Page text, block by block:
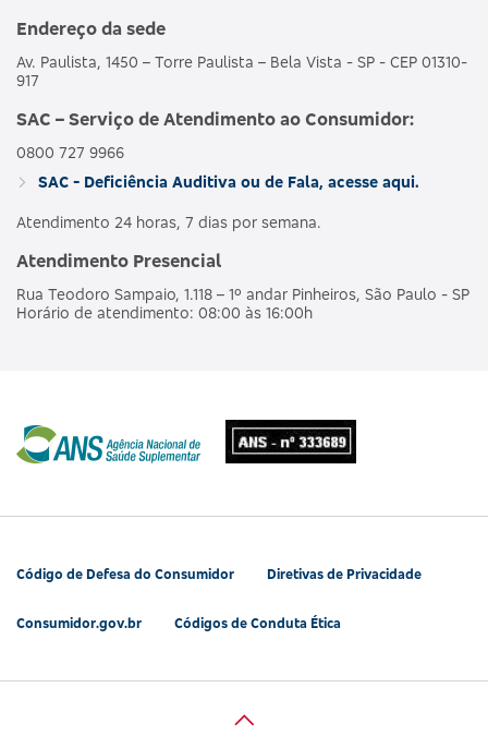
Endereço da sede
Av. Paulista, 1450 – Torre Paulista – Bela Vista - SP - CEP 01310-
917
SAC – Serviço de Atendimento ao Consumidor:
0800 727 9966
SAC - Deficiência Auditiva ou de Fala, acesse aqui.
Atendimento 24 horas, 7 dias por semana.
Atendimento Presencial
Rua Teodoro Sampaio, 1.118 – 1º andar Pinheiros, São Paulo - SP
Horário de atendimento: 08:00 às 16:00h
Código de Defesa do Consumidor Diretivas de Privacidade
Consumidor.gov.br Códigos de Conduta Ética